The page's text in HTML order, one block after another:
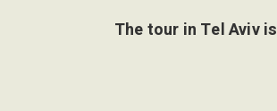
The tour in Tel Aviv